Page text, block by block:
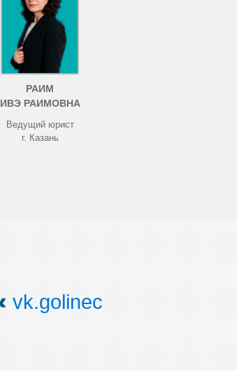
РАИМ
ИВЭ РАИМОВНА
Ведущий юрист
г. Казань
vk.golinec